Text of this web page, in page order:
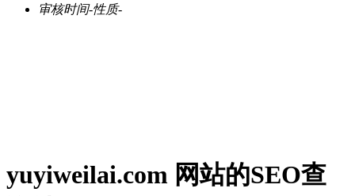
审核时间-性质-
yuyiweilai.com 网站的SEO查